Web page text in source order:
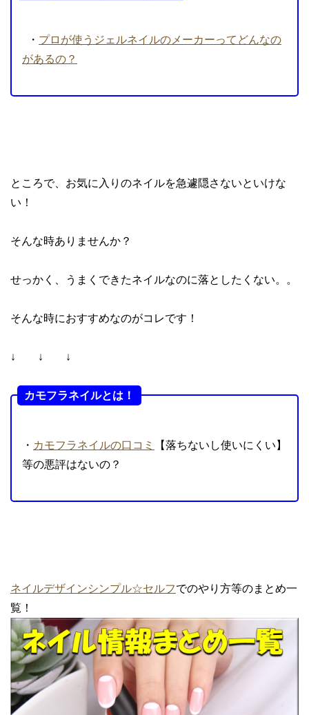
・ プロが使うジェルネイルのメーカーってどんなの
があるの？
ところで、お気に入りのネイルを急遽隠さないといけな
い！
そんな時ありませんか？
せっかく、うまくできたネイルなのに落としたくない。。
そんな時におすすめなのがコレです！
↓ ↓ ↓
カモフラネイルとは！
・ カモフラネイルの口コミ
【落ちないし使いにくい】
等の悪評はないの？
ネイルデザインシンプル☆セルフでのやり方等のまとめ一
覧！